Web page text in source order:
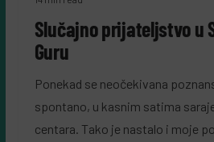
Slučajno prijateljstvo u
Guru
Ponekad se neočekivana
spontano, u kasnim satima
centara. Tako je nastalo i moje